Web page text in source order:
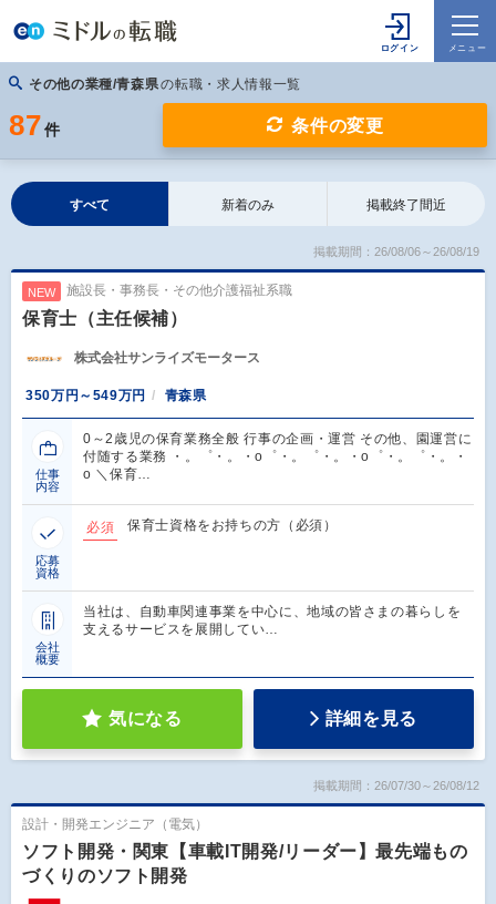
その他の業種/青森県の転職・求人情報一覧
87 件 条件の変更
すべて 新着のみ 掲載終了間近
掲載期間：26/08/06～26/08/19
NEW 施設長・事務長・その他介護福祉系職
保育士（主任候補）
株式会社サンライズモータース
350万円～549万円 青森県
仕事
内容
0～2歳児の保育業務全般 行事の企画・運営 その他、園運営に
付随する業務 ・。゜・。・o゜・。゜・。・o゜・。゜・。・
o ＼保育…
応募
資格
必須 保育士資格をお持ちの方（必須）
会社
概要
当社は、自動車関連事業を中心に、地域の皆さまの暮らしを
支えるサービスを展開してい…
気になる 詳細を見る
掲載期間：26/07/30～26/08/12
設計・開発エンジニア（電気）
ソフト開発・関東【車載IT開発/リーダー】最先端もの
づくりのソフト開発